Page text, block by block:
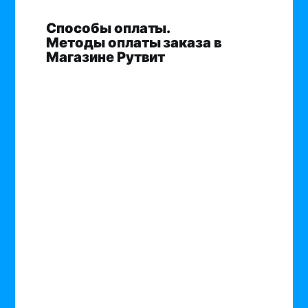
Способы оплаты.
Методы оплаты заказа в
Магазине Рутвит